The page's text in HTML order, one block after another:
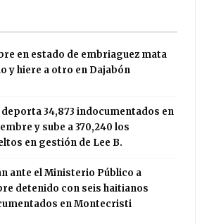
en estado de embriaguez mata
y hiere a otro en Dajabón
deporta 34,873 indocumentados en
y sube a 370,240 los
en gestión de Lee B.
ante el Ministerio Público a
detenido con seis haitianos
en Montecristi